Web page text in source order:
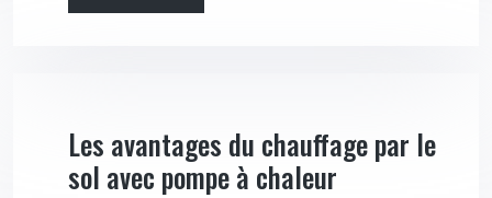
Les avantages du chauffage par le
sol avec pompe à chaleur